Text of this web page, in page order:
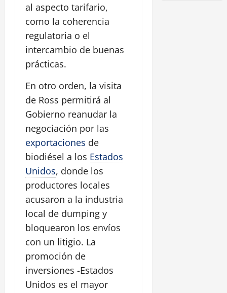
al aspecto tarifario,
como la coherencia
regulatoria o el
intercambio de buenas
prácticas.
En otro orden, la visita
de Ross permitirá al
Gobierno reanudar la
negociación por las
exportaciones de
biodiésel a los Estados
Unidos, donde los
productores locales
acusaron a la industria
local de dumping y
bloquearon los envíos
con un litigio. La
promoción de
inversiones -Estados
Unidos es el mayor